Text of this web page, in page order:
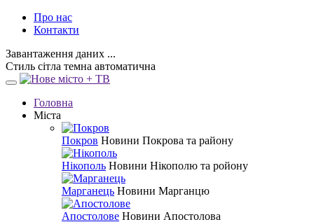
Про нас
Контакти
Завантаження даних ...
Стиль сітла темна автоматична
Головна
Міста
Покров Новини Покрова та району
Нікополь Новини Нікополю та ройону
Марганець Новини Марганцю
Апостолове Новини Апостолова